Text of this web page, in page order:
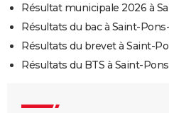
Résultat municipale 2026 à
Résultats du bac à Saint-
Résultats du brevet à Saint-
Résultats du BTS à Saint-